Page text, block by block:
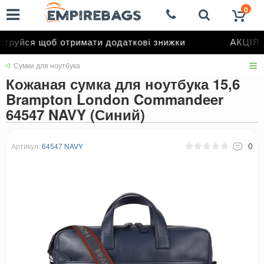
щоб отримати додаткові знижки АКЦІЯ
0
Сумки для ноутбука
Кожаная сумка для ноутбука 15,6
Brampton London Commandeer
64547 NAVY (Синий)
Артикул: 64547 NAVY 0